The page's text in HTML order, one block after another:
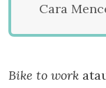
Cara
Bike to work